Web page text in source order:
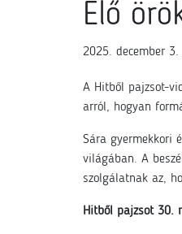
Élő
2025. december 3.
A Hitből pajzsot-
arról, hogyan
Sára gyermekkori
világában. A
szolgálatnak az,
Hitből pajzsot 30.